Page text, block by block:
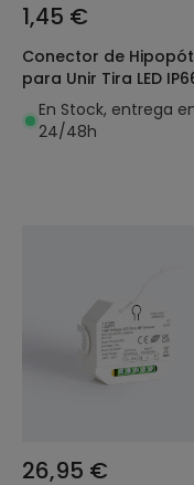
1,45 €
Conector de
para Unir Tira LED
En Stock, entrega
24/48h
26,95 €